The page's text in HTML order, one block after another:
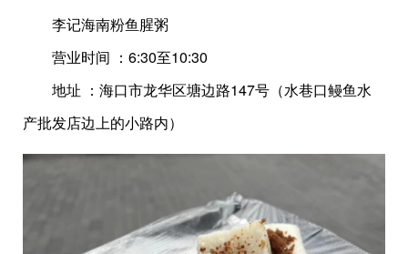
李记海南粉鱼腥粥
营业时间 ：6:30至10:30
地址 ：海口市龙华区塘边路147号（水巷口鳗鱼水
产批发店边上的小路内）